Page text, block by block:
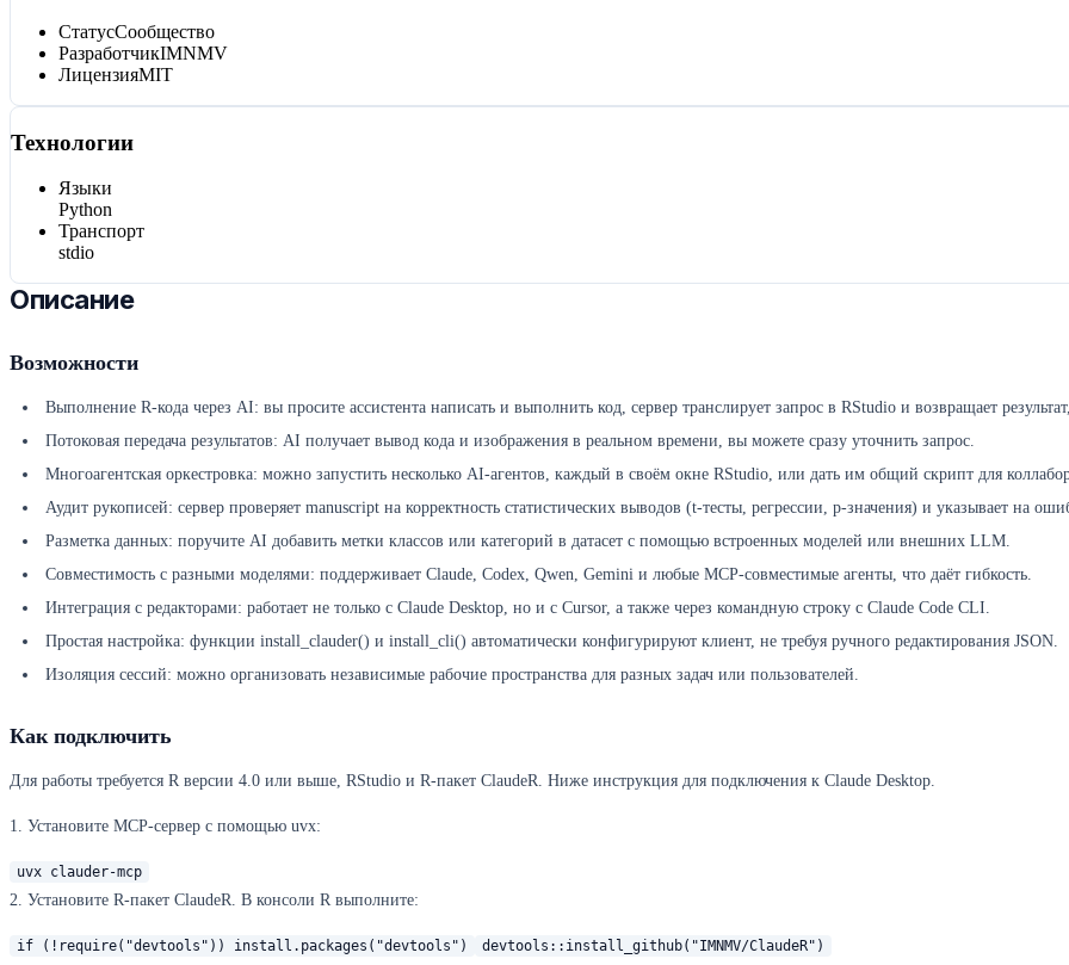
СтатусСообщество
РазработчикIMNMV
ЛицензияMIT
Технологии
Языки
Python
Транспорт
stdio
Описание
Возможности
Выполнение R-кода через AI: вы просите ассистента написать и выполнить код, сервер транслирует запрос в RStudio и возвращает
Потоковая передача результатов: AI получает вывод кода и изображения в реальном времени, вы можете сразу уточнить запрос.
Многоагентская оркестровка: можно запустить несколько AI-агентов, каждый в своём окне RStudio, или дать им общий скрипт для
Аудит рукописей: сервер проверяет manuscript на корректность статистических выводов (t-тесты, регрессии, p-значения) и указывает на
Разметка данных: поручите AI добавить метки классов или категорий в датасет с помощью встроенных моделей или внешних LLM.
Совместимость с разными моделями: поддерживает Claude, Codex, Qwen, Gemini и любые MCP-совместимые агенты, что даёт гибкость.
Интеграция с редакторами: работает не только с Claude Desktop, но и с Cursor, а также через командную строку с Claude Code CLI.
Простая настройка: функции install_clauder() и install_cli() автоматически конфигурируют клиент, не требуя ручного редактирования JSON.
Изоляция сессий: можно организовать независимые рабочие пространства для разных задач или пользователей.
Как подключить
Для работы требуется R версии 4.0 или выше, RStudio и R-пакет ClaudeR. Ниже инструкция для подключения к Claude Desktop.
1. Установите MCP-сервер с помощью uvx:
uvx clauder-mcp
2. Установите R-пакет ClaudeR. В консоли R выполните:
if (!require("devtools")) install.packages("devtools") devtools::install_github("IMNMV/ClaudeR")